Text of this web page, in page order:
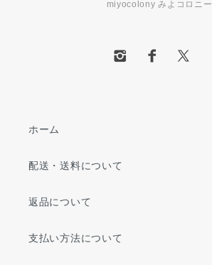
miyocolony みよコロニー
ホーム
配送・送料について
返品について
支払い方法について